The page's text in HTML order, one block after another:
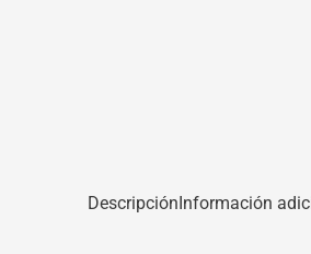
DescripciónInformación